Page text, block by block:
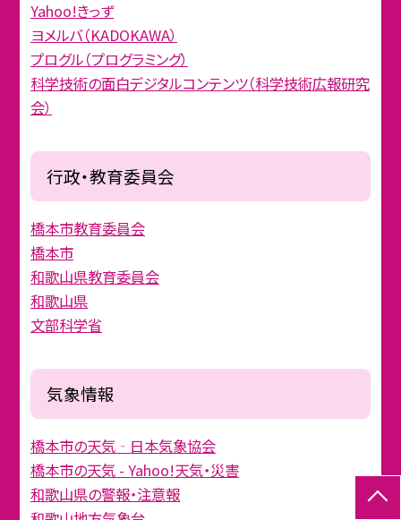
Yahoo!きっず
ヨメルバ（KADOKAWA）
プログル（プログラミング）
科学技術の面白デジタルコンテンツ（科学技術広報研究
会）
行政・教育委員会
橋本市教育委員会
橋本市
和歌山県教育委員会
和歌山県
文部科学省
気象情報
橋本市の天気‐日本気象協会
橋本市の天気 - Yahoo!天気・災害
和歌山県の警報・注意報